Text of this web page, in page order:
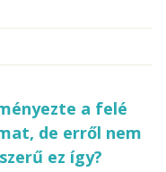
a felé
de erről nem
ez így?